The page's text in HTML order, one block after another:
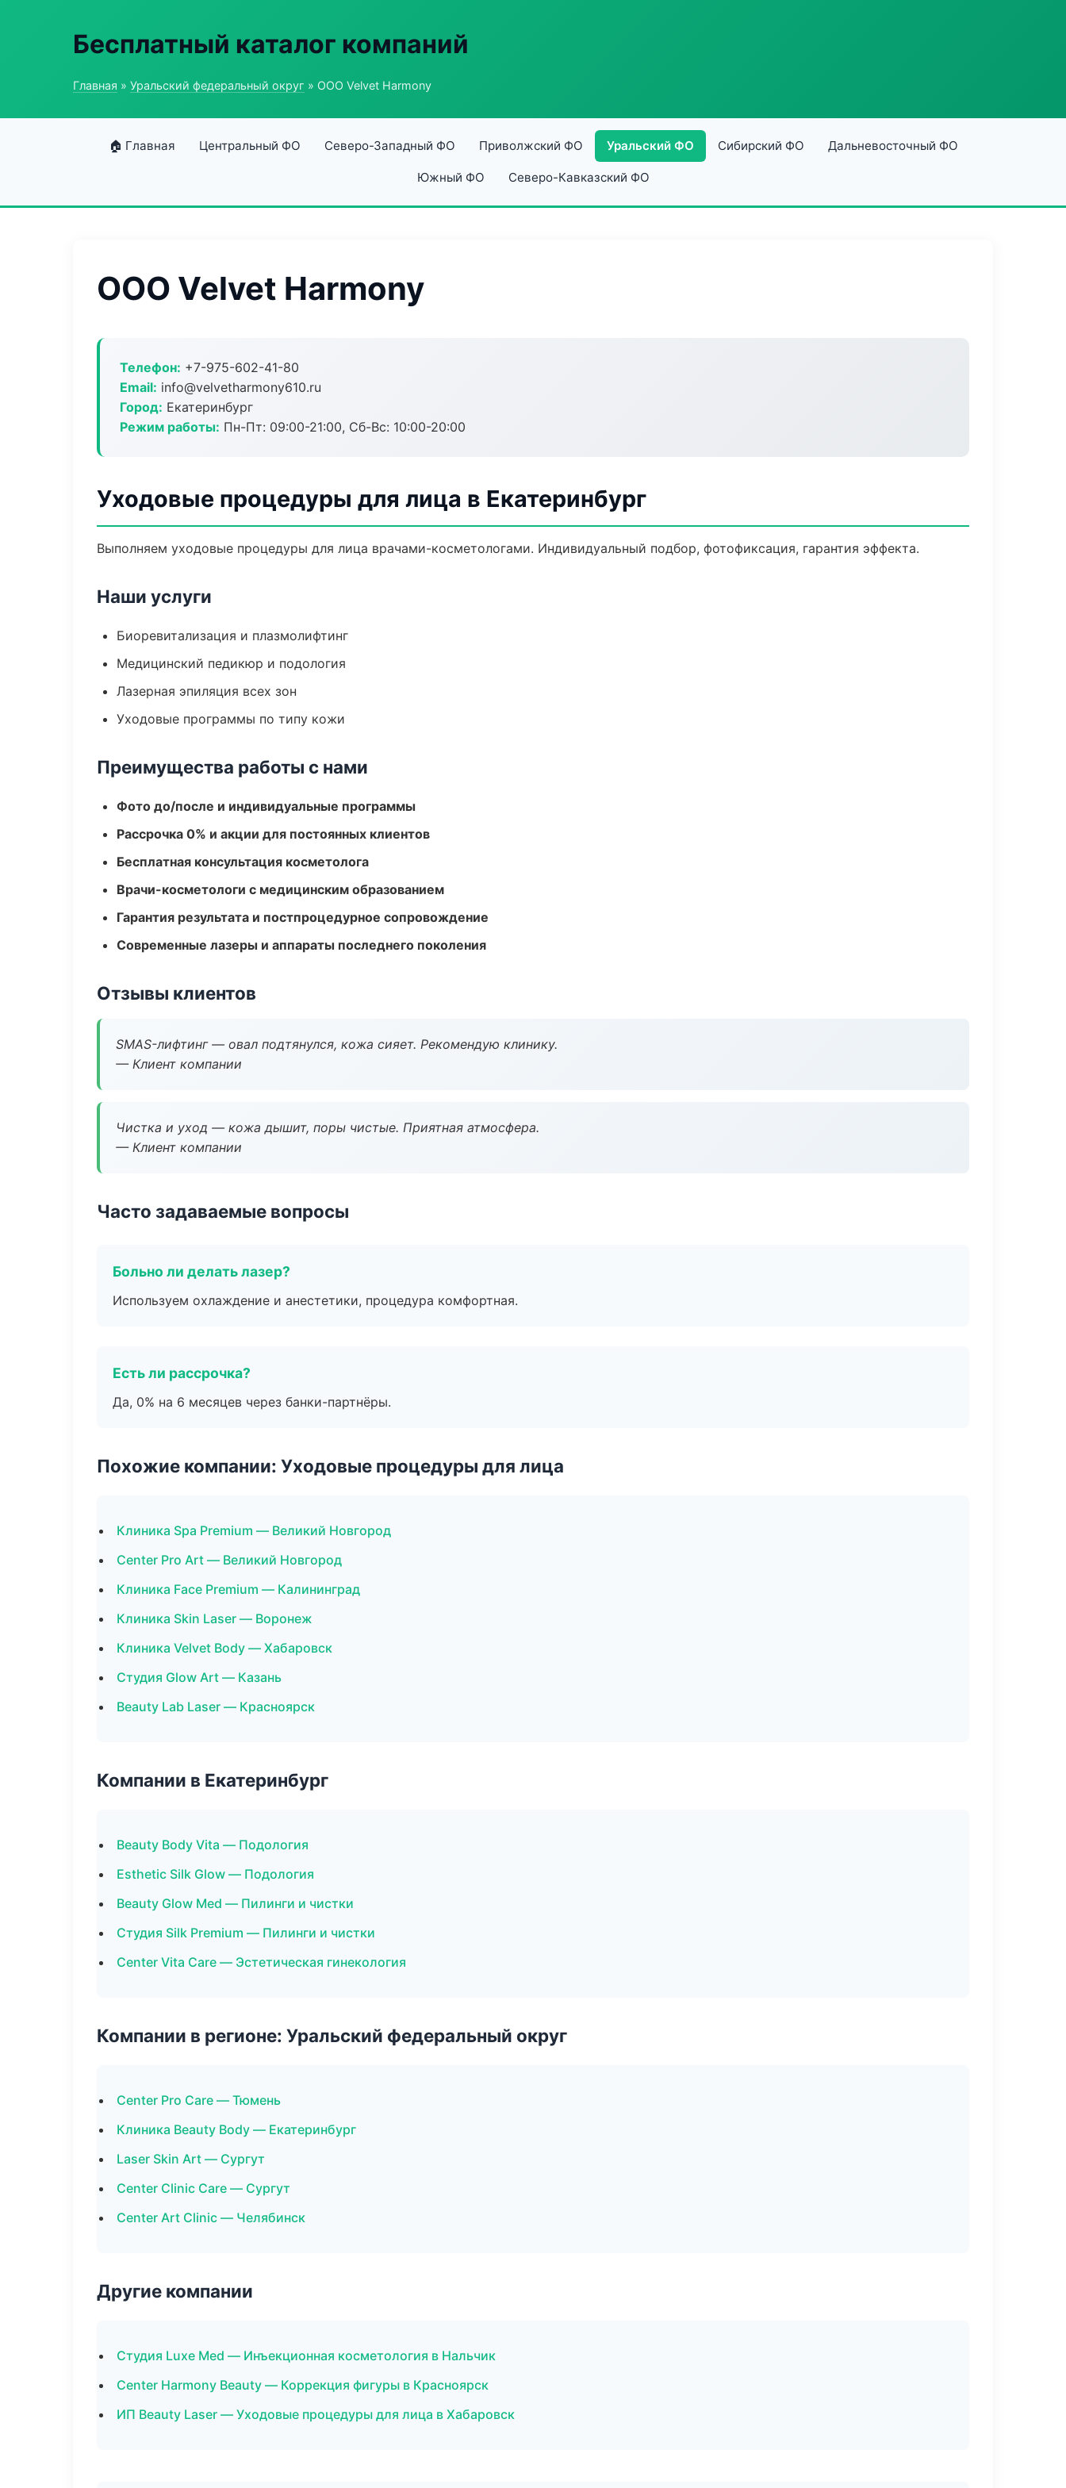
Бесплатный каталог компаний
Главная » Уральский федеральный округ » ООО Velvet Harmony
🏠 Главная Центральный ФО Северо-Западный ФО Приволжский ФО Уральский ФО Сибирский ФО Дальневосточный ФО
Южный ФО Северо-Кавказский ФО
ООО Velvet Harmony
Телефон: +7-975-602-41-80
Email: info@velvetharmony610.ru
Город: Екатеринбург
Режим работы: Пн-Пт: 09:00-21:00, Сб-Вс: 10:00-20:00
Уходовые процедуры для лица в Екатеринбург
Выполняем уходовые процедуры для лица врачами-косметологами. Индивидуальный подбор, фотофиксация, гарантия эффекта.
Наши услуги
Биоревитализация и плазмолифтинг
Медицинский педикюр и подология
Лазерная эпиляция всех зон
Уходовые программы по типу кожи
Преимущества работы с нами
Фото до/после и индивидуальные программы
Рассрочка 0% и акции для постоянных клиентов
Бесплатная консультация косметолога
Врачи-косметологи с медицинским образованием
Гарантия результата и постпроцедурное сопровождение
Современные лазеры и аппараты последнего поколения
Отзывы клиентов
SMAS-лифтинг — овал подтянулся, кожа сияет. Рекомендую клинику.
— Клиент компании
Чистка и уход — кожа дышит, поры чистые. Приятная атмосфера.
— Клиент компании
Часто задаваемые вопросы
Больно ли делать лазер?
Используем охлаждение и анестетики, процедура комфортная.
Есть ли рассрочка?
Да, 0% на 6 месяцев через банки-партнёры.
Похожие компании: Уходовые процедуры для лица
Клиника Spa Premium — Великий Новгород
Center Pro Art — Великий Новгород
Клиника Face Premium — Калининград
Клиника Skin Laser — Воронеж
Клиника Velvet Body — Хабаровск
Студия Glow Art — Казань
Beauty Lab Laser — Красноярск
Компании в Екатеринбург
Beauty Body Vita — Подология
Esthetic Silk Glow — Подология
Beauty Glow Med — Пилинги и чистки
Студия Silk Premium — Пилинги и чистки
Center Vita Care — Эстетическая гинекология
Компании в регионе: Уральский федеральный округ
Center Pro Care — Тюмень
Клиника Beauty Body — Екатеринбург
Laser Skin Art — Сургут
Center Clinic Care — Сургут
Center Art Clinic — Челябинск
Другие компании
Студия Luxe Med — Инъекционная косметология в Нальчик
Center Harmony Beauty — Коррекция фигуры в Красноярск
ИП Beauty Laser — Уходовые процедуры для лица в Хабаровск